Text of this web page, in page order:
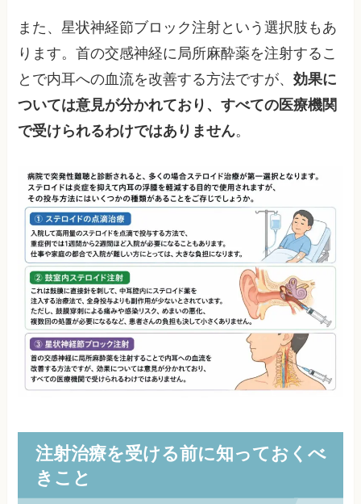
また、星状神経節ブロック注射という選択肢もあ
ります。首の交感神経に局所麻酔薬を注射するこ
とで内耳への血流を改善する方法ですが、効果に
ついては意見が分かれており、すべての医療機関
で受けられるわけではありません。
注射治療を受ける前に知っておくべ
きこと